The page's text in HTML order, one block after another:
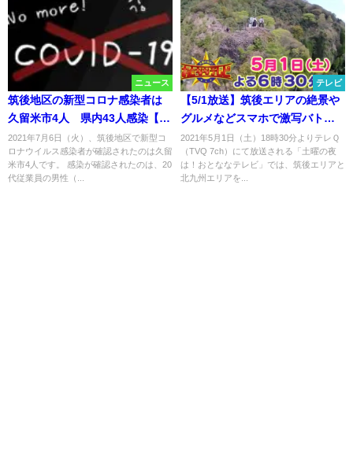
ニュース
筑後地区の新型コロナ感染者は
久留米市4人 県内43人感染【7
月6日】
2021年7月6日（火）、筑後地区で新型コ
ロナウイルス感染者が確認されたのは久留
米市4人です。 感染が確認されたのは、20
代従業員の男性（...
テレビ
【5/1放送】筑後エリアの絶景や
グルメなどスマホで激写バトル
「土曜の夜は！おとななテレ
ビ」
2021年5月1日（土）18時30分よりテレＱ
（TVQ 7ch）にて放送される「土曜の夜
は！おとななテレビ」では、筑後エリアと
北九州エリアを...